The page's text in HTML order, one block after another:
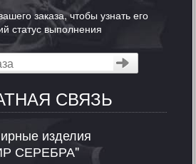
заказа, чтобы узнать его
статус выполнения
СВЯЗЬ
изделия
СЕРЕБРА"